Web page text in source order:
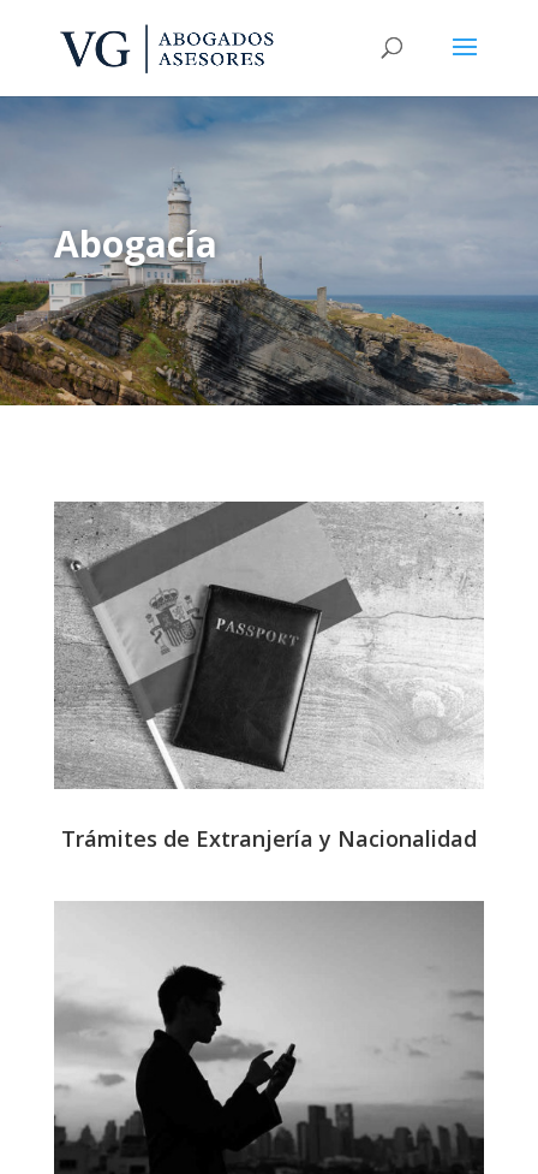
Abogacía
Trámites de Extranjería y Nacionalidad